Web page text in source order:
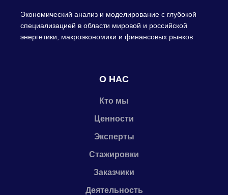
Экономический анализ и моделирование с глубокой
специализацией в области мировой и российской
энергетики, макроэкономики и финансовых рынков
О НАС
Кто мы
Ценности
Эксперты
Стажировки
Заказчики
Деятельность